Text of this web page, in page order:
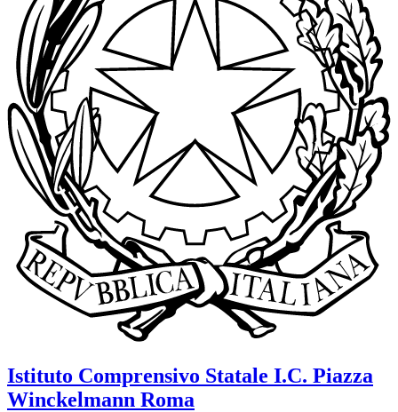
Istituto Comprensivo Statale I.C. Piazza
Winckelmann Roma